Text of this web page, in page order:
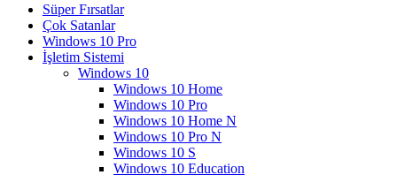
Süper Fırsatlar
Çok Satanlar
Windows 10 Pro
İşletim Sistemi
Windows 10
Windows 10 Home
Windows 10 Pro
Windows 10 Home N
Windows 10 Pro N
Windows 10 S
Windows 10 Education